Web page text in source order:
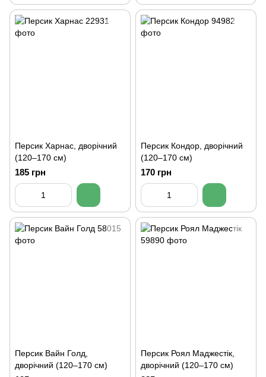
Персик Харнас, дворічний
(120–170 см)
185 грн
Персик Кондор, дворічний
(120–170 см)
170 грн
Персик Вайн Голд,
дворічний (120–170 см)
Персик Роял Маджестік,
дворічний (120–170 см)